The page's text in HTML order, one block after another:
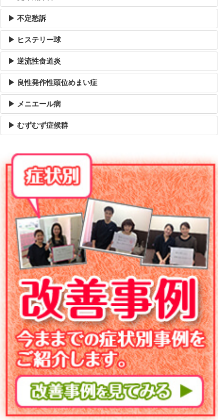
▶ 不定愁訴
▶ ヒステリー球
▶ 逆流性食道炎
▶ 良性発作性頭位めまい症
▶ メニエール病
▶ むずむず症候群